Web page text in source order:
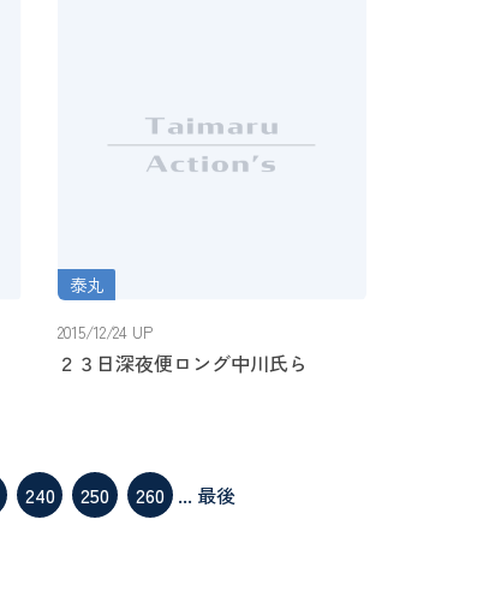
泰丸
2015/12/24 UP
２３日深夜便ロング中川氏ら
240 250 260 ... 最後